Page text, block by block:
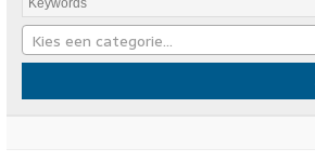
Kies een categorie…